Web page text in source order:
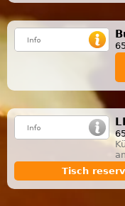
Tisch